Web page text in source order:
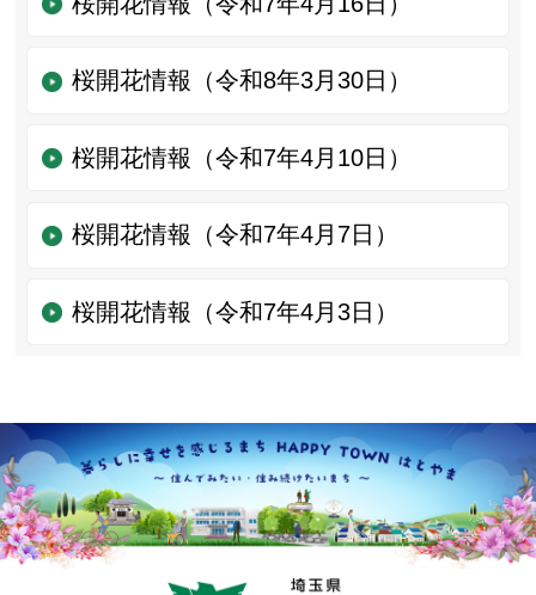
桜開花情報（令和8年3月30日）
桜開花情報（令和7年4月10日）
桜開花情報（令和7年4月7日）
桜開花情報（令和7年4月3日）